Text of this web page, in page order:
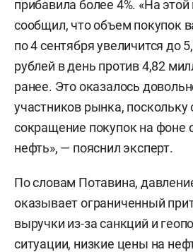
прибавила более 4%. «На
сообщил, что объем покупок
по 4 сентября увеличится до
рублей в день против 4,82
ранее. Это оказалось
участников рынка,
сокращение покупок на фоне
нефть», — пояснил эксперт.
По словам Потавина,
оказывает ограниченный
выручки из-за санкций и
ситуации, низкие цены на